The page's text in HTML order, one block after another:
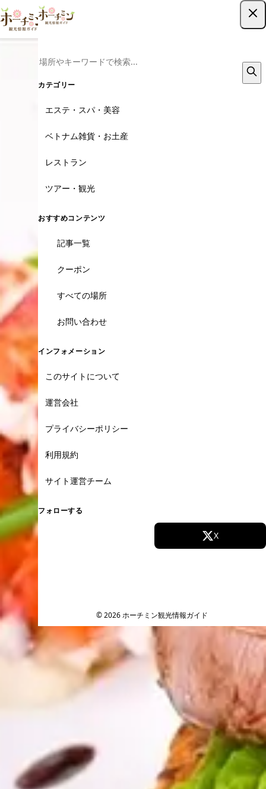
カテゴリー
エステ・スパ・美容
ベトナム雑貨・お土産
レストラン
ツアー・観光
おすすめコンテンツ
記事一覧
クーポン
すべての場所
お問い合わせ
インフォメーション
このサイトについて
運営会社
プライバシーポリシー
利用規約
サイト運営チーム
フォローする
X
© 2026 ホーチミン観光情報ガイド